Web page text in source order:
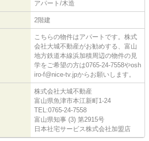
アパート/木造
2階建
こちらの物件はアパートです。株式
会社大城不動産がお勧めする、富山
地方鉄道本線浜加積周辺の物件の見
学をご希望の方は0765-24-7558やosh
iro-f@nice-tv.jpからお願いします。
株式会社大城不動産
富山県魚津市本江新町1-24
TEL:0765-24-7558
富山県知事 (3) 第2915号
日本社宅サービス株式会社加盟店